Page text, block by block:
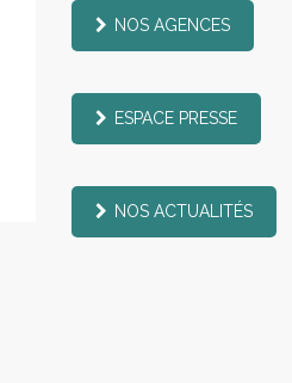
NOS AGENCES
ESPACE PRESSE
NOS ACTUALITÉS